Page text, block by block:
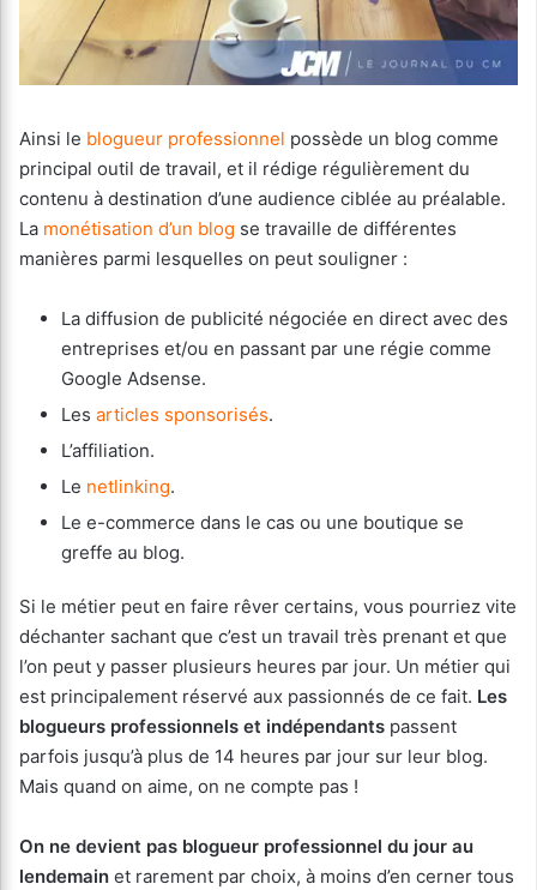
Ainsi le blogueur professionnel possède un blog comme
principal outil de travail, et il rédige régulièrement du
contenu à destination d’une audience ciblée au préalable.
La monétisation d’un blog se travaille de différentes
manières parmi lesquelles on peut souligner :
La diffusion de publicité négociée en direct avec des
entreprises et/ou en passant par une régie comme
Google Adsense.
Les articles sponsorisés.
L’affiliation.
Le netlinking.
Le e-commerce dans le cas ou une boutique se
greffe au blog.
Si le métier peut en faire rêver certains, vous pourriez vite
déchanter sachant que c’est un travail très prenant et que
l’on peut y passer plusieurs heures par jour. Un métier qui
est principalement réservé aux passionnés de ce fait. Les
blogueurs professionnels et indépendants passent
parfois jusqu’à plus de 14 heures par jour sur leur blog.
Mais quand on aime, on ne compte pas !
On ne devient pas blogueur professionnel du jour au
lendemain et rarement par choix, à moins d’en cerner tous